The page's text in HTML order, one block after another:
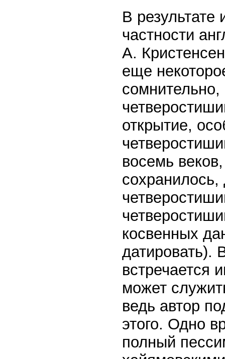
В результате
частности
А.
еще
открытие,
восемь
косвенных
датировать).
встречается
может
ведь автор
этого. Одно
полный